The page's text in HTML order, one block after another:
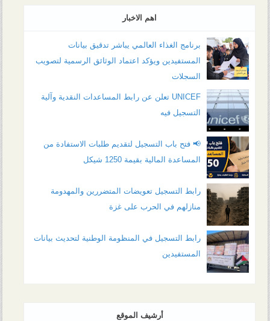
اهم الاخبار
برنامج الغذاء العالمي يباشر تدقيق بيانات
المستفيدين ويؤكد اعتماد الوثائق الرسمية لتصويب
السجلات
UNICEF تعلن عن رابط المساعدات النقدية وآلية
التسجيل فيه
📢 فتح باب التسجيل لتقديم طلبات الاستفادة من
المساعدة المالية بقيمة 1250 شيكل
رابط التسجيل تعويضات المتضررين والمهدومة
منازلهم في الحرب على غزة
رابط التسجيل في المنظومة الوطنية لتحديث بيانات
المستفيدين
أرشيف الموقع